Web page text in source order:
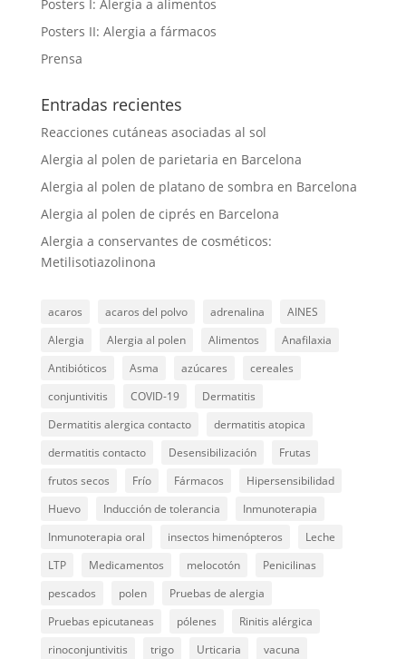
Posters I: Alergia a alimentos
Posters II: Alergia a fármacos
Prensa
Entradas recientes
Reacciones cutáneas asociadas al sol
Alergia al polen de parietaria en Barcelona
Alergia al polen de platano de sombra en Barcelona
Alergia al polen de ciprés en Barcelona
Alergia a conservantes de cosméticos:
Metilisotiazolinona
acaros acaros del polvo adrenalina
AINES
Alergia
Alergia al polen Alimentos
Anafilaxia
Antibióticos
Asma azúcares
cereales
conjuntivitis
COVID-19
Dermatitis
Dermatitis alergica contacto
dermatitis atopica
dermatitis contacto
Desensibilización
Frutas
frutos secos
Frío Fármacos
Hipersensibilidad
Huevo
Inducción de tolerancia
Inmunoterapia
Inmunoterapia oral
insectos himenópteros
Leche
LTP
Medicamentos melocotón
Penicilinas
pescados
polen
Pruebas de alergia
Pruebas epicutaneas
pólenes
Rinitis alérgica
rinoconjuntivitis
trigo Urticaria
vacuna